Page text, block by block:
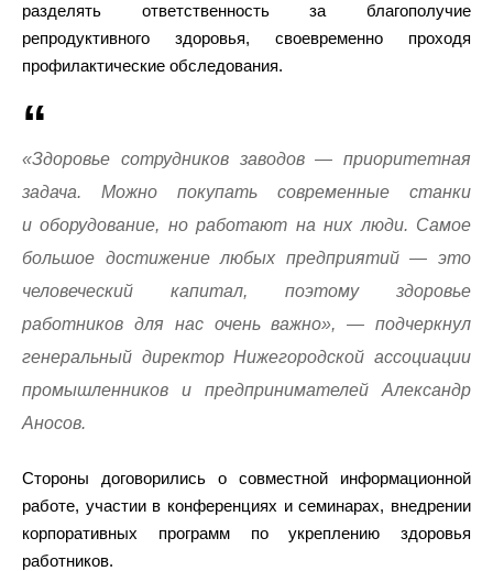
разделять ответственность за благополучие
репродуктивного здоровья, своевременно проходя
профилактические обследования.
«Здоровье сотрудников заводов — приоритетная
задача. Можно покупать современные станки
и оборудование, но работают на них люди. Самое
большое достижение любых предприятий — это
человеческий капитал, поэтому здоровье
работников для нас очень важно», — подчеркнул
генеральный директор Нижегородской ассоциации
промышленников и предпринимателей Александр
Аносов.
Стороны договорились о совместной информационной
работе, участии в конференциях и семинарах, внедрении
корпоративных программ по укреплению здоровья
работников.